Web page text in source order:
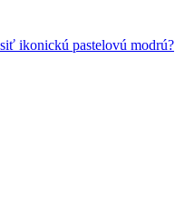
ikonickú pastelovú modrú?